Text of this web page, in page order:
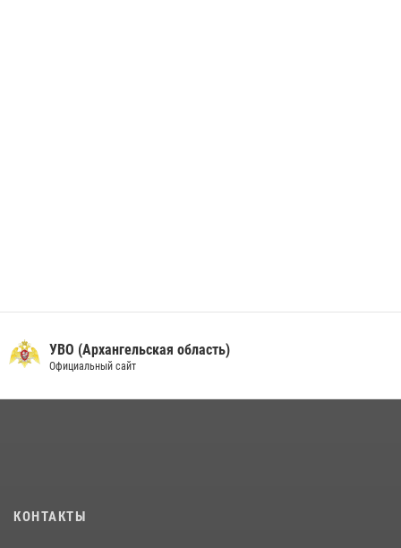
УВО (Архангельская область)
Официальный сайт
КОНТАКТЫ